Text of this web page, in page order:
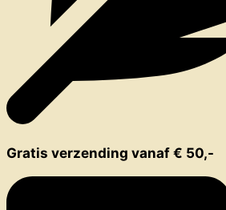
Gratis verzending vanaf € 50,-